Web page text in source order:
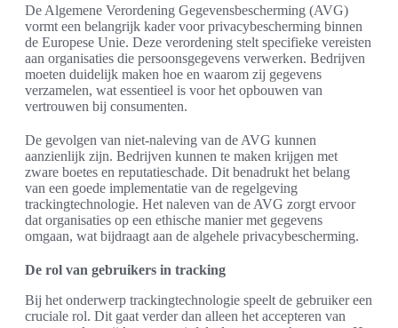
De Algemene Verordening Gegevensbescherming (AVG)
vormt een belangrijk kader voor privacybescherming binnen
de Europese Unie. Deze verordening stelt specifieke vereisten
aan organisaties die persoonsgegevens verwerken. Bedrijven
moeten duidelijk maken hoe en waarom zij gegevens
verzamelen, wat essentieel is voor het opbouwen van
vertrouwen bij consumenten.
De gevolgen van niet-naleving van de AVG kunnen
aanzienlijk zijn. Bedrijven kunnen te maken krijgen met
zware boetes en reputatieschade. Dit benadrukt het belang
van een goede implementatie van de regelgeving
trackingtechnologie. Het naleven van de AVG zorgt ervoor
dat organisaties op een ethische manier met gegevens
omgaan, wat bijdraagt aan de algehele privacybescherming.
De rol van gebruikers in tracking
Bij het onderwerp trackingtechnologie speelt de gebruiker een
cruciale rol. Dit gaat verder dan alleen het accepteren van